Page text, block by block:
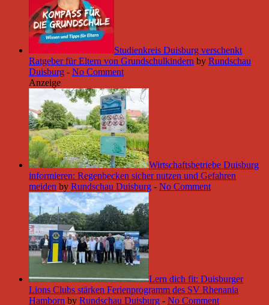
Studienkreis Duisburg verschenkt
Ratgeber für Eltern von Grundschulkindern by Rundschau
Duisburg - No Comment
Anzeige
Wirtschaftsbetriebe Duisburg
informieren: Regenbecken sicher nutzen und Gefahren
meiden by Rundschau Duisburg - No Comment
Lern dich fit: Duisburger
Lions Clubs stärken Ferienprogramm des SV Rhenania
Hamborn by Rundschau Duisburg - No Comment